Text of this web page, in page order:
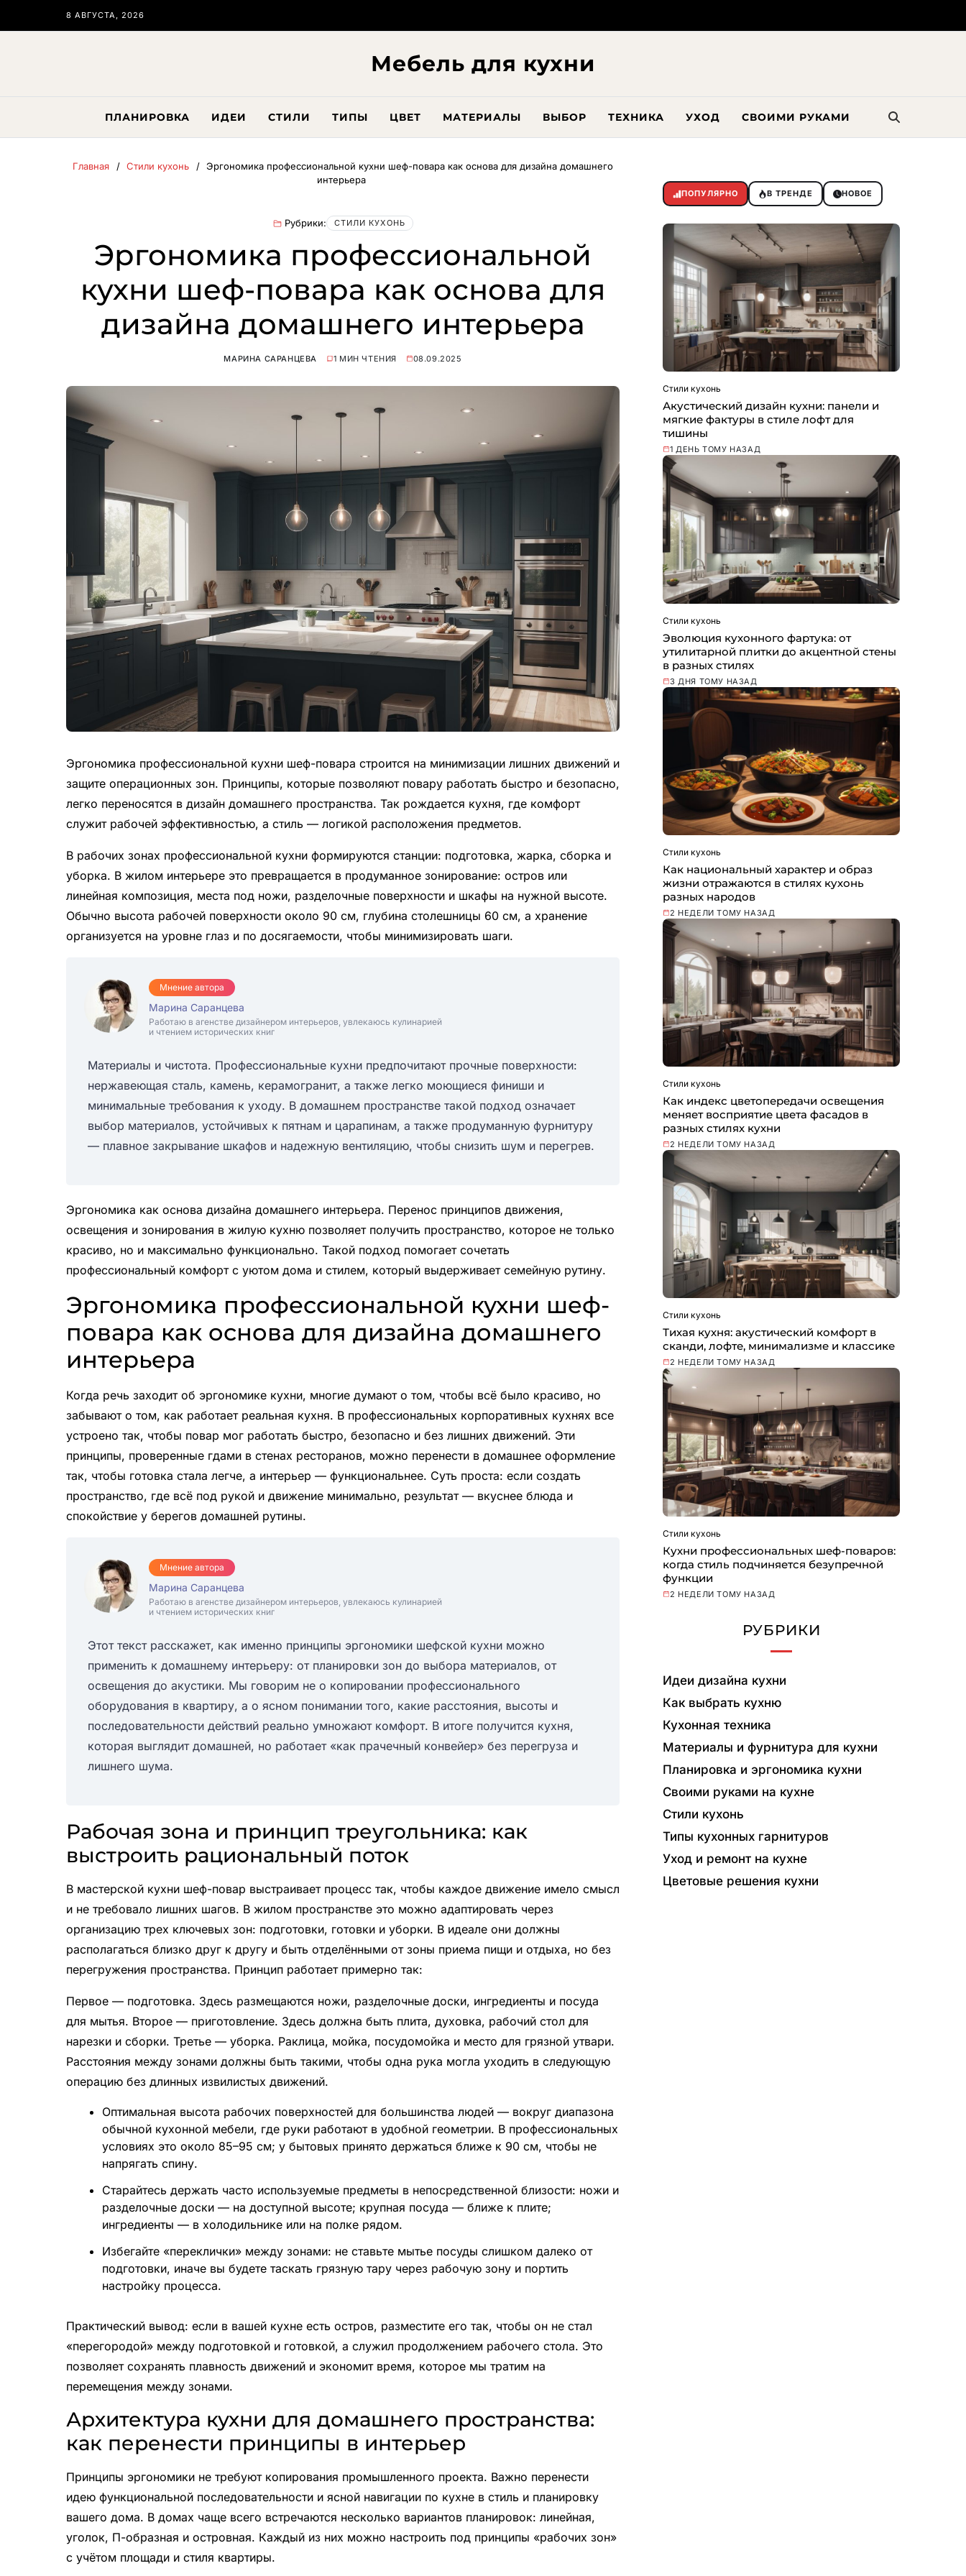
8 АВГУСТА, 2026
Мебель для кухни
ПЛАНИРОВКА ИДЕИ СТИЛИ ТИПЫ ЦВЕТ МАТЕРИАЛЫ ВЫБОР ТЕХНИКА УХОД СВОИМИ РУКАМИ
Главная Стили кухонь
Эргономика профессиональной кухни шеф-повара как основа для дизайна домашнего
интерьера
Рубрики: СТИЛИ КУХОНЬ
Эргономика профессиональной
кухни шеф-повара как основа для
дизайна домашнего интерьера
МАРИНА САРАНЦЕВА 1 МИН ЧТЕНИЯ 08.09.2025
Эргономика профессиональной кухни шеф-повара строится на минимизации лишних движений и
защите операционных зон. Принципы, которые позволяют повару работать быстро и безопасно,
легко переносятся в дизайн домашнего пространства. Так рождается кухня, где комфорт
служит рабочей эффективностью, а стиль — логикой расположения предметов.
В рабочих зонах профессиональной кухни формируются станции: подготовка, жарка, сборка и
уборка. В жилом интерьере это превращается в продуманное зонирование: остров или
линейная композиция, места под ножи, разделочные поверхности и шкафы на нужной высоте.
Обычно высота рабочей поверхности около 90 см, глубина столешницы 60 см, а хранение
организуется на уровне глаз и по досягаемости, чтобы минимизировать шаги.
Мнение автора
Марина Саранцева
Работаю в агенстве дизайнером интерьеров, увлекаюсь кулинарией
и чтением исторических книг
Материалы и чистота. Профессиональные кухни предпочитают прочные поверхности:
нержавеющая сталь, камень, керамогранит, а также легко моющиеся финиши и
минимальные требования к уходу. В домашнем пространстве такой подход означает
выбор материалов, устойчивых к пятнам и царапинам, а также продуманную фурнитуру
— плавное закрывание шкафов и надежную вентиляцию, чтобы снизить шум и перегрев.
Эргономика как основа дизайна домашнего интерьера. Перенос принципов движения,
освещения и зонирования в жилую кухню позволяет получить пространство, которое не только
красиво, но и максимально функционально. Такой подход помогает сочетать
профессиональный комфорт с уютом дома и стилем, который выдерживает семейную рутину.
Эргономика профессиональной кухни шеф-
повара как основа для дизайна домашнего
интерьера
Когда речь заходит об эргономике кухни, многие думают о том, чтобы всё было красиво, но
забывают о том, как работает реальная кухня. В профессиональных корпоративных кухнях все
устроено так, чтобы повар мог работать быстро, безопасно и без лишних движений. Эти
принципы, проверенные гдами в стенах ресторанов, можно перенести в домашнее оформление
так, чтобы готовка стала легче, а интерьер — функциональнее. Суть проста: если создать
пространство, где всё под рукой и движение минимально, результат — вкуснее блюда и
спокойствие у берегов домашней рутины.
Мнение автора
Марина Саранцева
Работаю в агенстве дизайнером интерьеров, увлекаюсь кулинарией
и чтением исторических книг
Этот текст расскажет, как именно принципы эргономики шефской кухни можно
применить к домашнему интерьеру: от планировки зон до выбора материалов, от
освещения до акустики. Мы говорим не о копировании профессионального
оборудования в квартиру, а о ясном понимании того, какие расстояния, высоты и
последовательности действий реально умножают комфорт. В итоге получится кухня,
которая выглядит домашней, но работает «как прачечный конвейер» без перегруза и
лишнего шума.
Рабочая зона и принцип треугольника: как
выстроить рациональный поток
В мастерской кухни шеф-повар выстраивает процесс так, чтобы каждое движение имело смысл
и не требовало лишних шагов. В жилом пространстве это можно адаптировать через
организацию трех ключевых зон: подготовки, готовки и уборки. В идеале они должны
располагаться близко друг к другу и быть отделёнными от зоны приема пищи и отдыха, но без
перегружения пространства. Принцип работает примерно так:
Первое — подготовка. Здесь размещаются ножи, разделочные доски, ингредиенты и посуда
для мытья. Второе — приготовление. Здесь должна быть плита, духовка, рабочий стол для
нарезки и сборки. Третье — уборка. Раклица, мойка, посудомойка и место для грязной утвари.
Расстояния между зонами должны быть такими, чтобы одна рука могла уходить в следующую
операцию без длинных извилистых движений.
Оптимальная высота рабочих поверхностей для большинства людей — вокруг диапазона
обычной кухонной мебели, где руки работают в удобной геометрии. В профессиональных
условиях это около 85–95 см; у бытовых принято держаться ближе к 90 см, чтобы не
напрягать спину.
Старайтесь держать часто используемые предметы в непосредственной близости: ножи и
разделочные доски — на доступной высоте; крупная посуда — ближе к плите;
ингредиенты — в холодильнике или на полке рядом.
Избегайте «переклички» между зонами: не ставьте мытье посуды слишком далеко от
подготовки, иначе вы будете таскать грязную тару через рабочую зону и портить
настройку процесса.
Практический вывод: если в вашей кухне есть остров, разместите его так, чтобы он не стал
«перегородой» между подготовкой и готовкой, а служил продолжением рабочего стола. Это
позволяет сохранять плавность движений и экономит время, которое мы тратим на
перемещения между зонами.
Архитектура кухни для домашнего пространства:
как перенести принципы в интерьер
Принципы эргономики не требуют копирования промышленного проекта. Важно перенести
идею функциональной последовательности и ясной навигации по кухне в стиль и планировку
вашего дома. В домах чаще всего встречаются несколько вариантов планировок: линейная,
уголок, П-образная и островная. Каждый из них можно настроить под принципы «рабочих зон»
с учётом площади и стиля квартиры.
ПОПУЛЯРНО В ТРЕНДЕ НОВОЕ
Стили кухонь
Акустический дизайн кухни: панели и
мягкие фактуры в стиле лофт для
тишины
1 ДЕНЬ ТОМУ НАЗАД
Стили кухонь
Эволюция кухонного фартука: от
утилитарной плитки до акцентной стены
в разных стилях
3 ДНЯ ТОМУ НАЗАД
Стили кухонь
Как национальный характер и образ
жизни отражаются в стилях кухонь
разных народов
2 НЕДЕЛИ ТОМУ НАЗАД
Стили кухонь
Как индекс цветопередачи освещения
меняет восприятие цвета фасадов в
разных стилях кухни
2 НЕДЕЛИ ТОМУ НАЗАД
Стили кухонь
Тихая кухня: акустический комфорт в
сканди, лофте, минимализме и классике
2 НЕДЕЛИ ТОМУ НАЗАД
Стили кухонь
Кухни профессиональных шеф-поваров:
когда стиль подчиняется безупречной
функции
2 НЕДЕЛИ ТОМУ НАЗАД
РУБРИКИ
Идеи дизайна кухни
Как выбрать кухню
Кухонная техника
Материалы и фурнитура для кухни
Планировка и эргономика кухни
Своими руками на кухне
Стили кухонь
Типы кухонных гарнитуров
Уход и ремонт на кухне
Цветовые решения кухни